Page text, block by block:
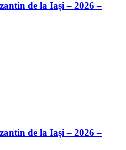
de la Iași – 2026 –
de la Iași – 2026 –